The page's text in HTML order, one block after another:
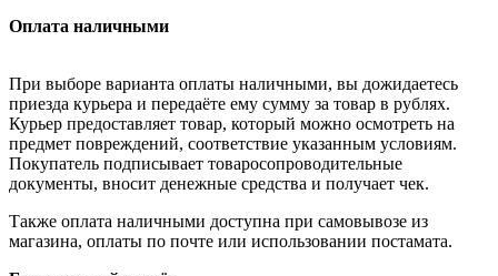
Оплата наличными
При выборе варианта оплаты наличными, вы дожидаетесь
приезда курьера и передаёте ему сумму за товар в рублях.
Курьер предоставляет товар, который можно осмотреть на
предмет повреждений, соответствие указанным условиям.
Покупатель подписывает товаросопроводительные
документы, вносит денежные средства и получает чек.
Также оплата наличными доступна при самовывозе из
магазина, оплаты по почте или использовании постамата.